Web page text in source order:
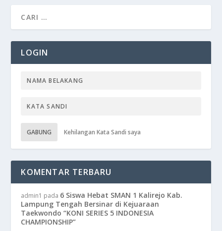
LOGIN
GABUNG Kehilangan Kata Sandi saya
KOMENTAR TERBARU
admin1 pada 6 Siswa Hebat SMAN 1 Kalirejo Kab.
Lampung Tengah Bersinar di Kejuaraan
Taekwondo “KONI SERIES 5 INDONESIA
CHAMPIONSHIP”